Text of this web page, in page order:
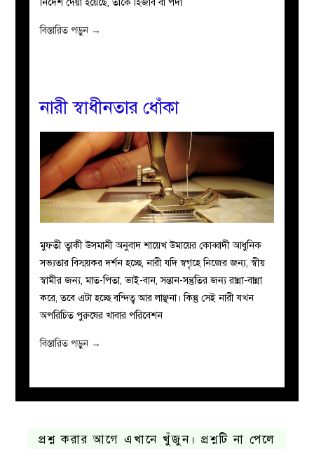
বিস্তারিত পড়ুন →
নারী স্বাধীনতার ধোঁকা
মুফতী ত্বাকী উসমানী অনুবাদ শায়েখ উমায়ের কোব্বাদী আধুনিক
সভ্যতার বিস্ময়কর দর্শন হচ্ছে, নারী যদি স্বগৃহে নিজের জন্য, স্বীয়
স্বামীর জন্য, মাত-পিতা, ভাই-বান, সন্তান-সন্তুতির জন্য রান্না-বান্না
করে, তবে এটা হচ্ছে বন্দিত্ব আর লাঞ্ছনা। কিন্তু সেই নারী যখন
অপরিচিত পুরুষের খাবার পরিবেশন
বিস্তারিত পড়ুন →
প্রশ্ন করার আগে এখানে খুঁজুন। প্রশ্নটি না পেলে